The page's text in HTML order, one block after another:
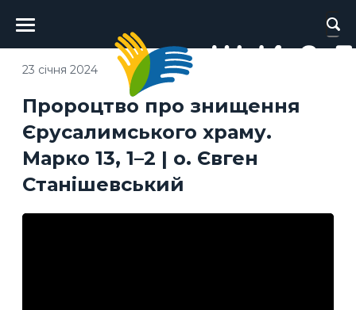
Головне
меню
Пророцтво про знищення
Єрусалимського храму.
Марко 13, 1–2 | о. Євген
Станішевський
23 січня 2024